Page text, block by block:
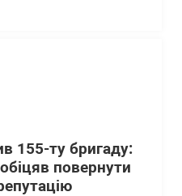
155-ту бригаду:
повернути